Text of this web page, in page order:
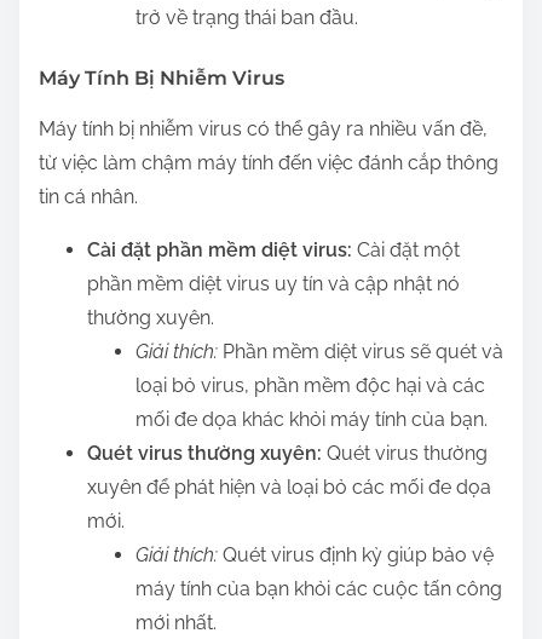
trở về trạng thái ban đầu.
Máy Tính Bị Nhiễm Virus
Máy tính bị nhiễm virus có thể gây ra nhiều vấn đề,
từ việc làm chậm máy tính đến việc đánh cắp thông
tin cá nhân.
Cài đặt phần mềm diệt virus: Cài đặt một
phần mềm diệt virus uy tín và cập nhật nó
thường xuyên.
Giải thích: Phần mềm diệt virus sẽ quét và
loại bỏ virus, phần mềm độc hại và các
mối đe dọa khác khỏi máy tính của bạn.
Quét virus thường xuyên: Quét virus thường
xuyên để phát hiện và loại bỏ các mối đe dọa
mới.
Giải thích: Quét virus định kỳ giúp bảo vệ
máy tính của bạn khỏi các cuộc tấn công
mới nhất.